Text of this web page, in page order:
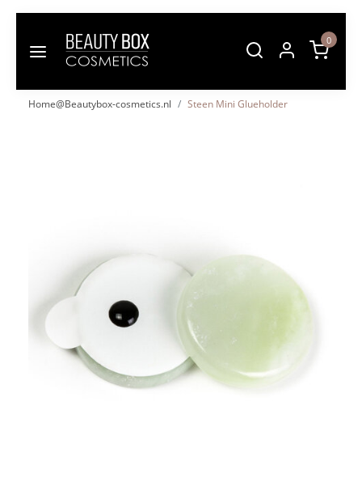
0
Home@Beautybox-cosmetics.nl Steen Mini Glueholder